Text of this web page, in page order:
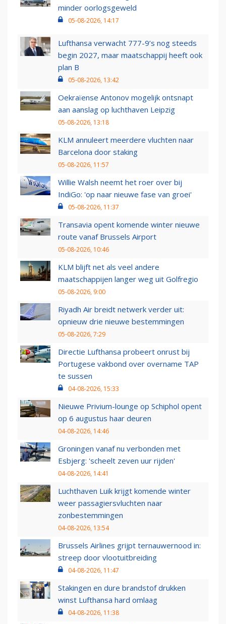
minder oorlogsgeweld
05-08-2026, 14:17
Lufthansa verwacht 777-9’s nog steeds
begin 2027, maar maatschappij heeft ook
plan B
05-08-2026, 13:42
Oekraïense Antonov mogelijk ontsnapt
aan aanslag op luchthaven Leipzig
05-08-2026, 13:18
KLM annuleert meerdere vluchten naar
Barcelona door staking
05-08-2026, 11:57
Willie Walsh neemt het roer over bij
IndiGo: 'op naar nieuwe fase van groei'
05-08-2026, 11:37
Transavia opent komende winter nieuwe
route vanaf Brussels Airport
05-08-2026, 10:46
KLM blijft net als veel andere
maatschappijen langer weg uit Golfregio
05-08-2026, 9:00
Riyadh Air breidt netwerk verder uit:
opnieuw drie nieuwe bestemmingen
05-08-2026, 7:29
Directie Lufthansa probeert onrust bij
Portugese vakbond over overname TAP
te sussen
04-08-2026, 15:33
Nieuwe Privium-lounge op Schiphol opent
op 6 augustus haar deuren
04-08-2026, 14:46
Groningen vanaf nu verbonden met
Esbjerg: 'scheelt zeven uur rijden'
04-08-2026, 14:41
Luchthaven Luik krijgt komende winter
weer passagiersvluchten naar
zonbestemmingen
04-08-2026, 13:54
Brussels Airlines grijpt ternauwernood in:
streep door vlootuitbreiding
04-08-2026, 11:47
Stakingen en dure brandstof drukken
winst Lufthansa hard omlaag
04-08-2026, 11:38